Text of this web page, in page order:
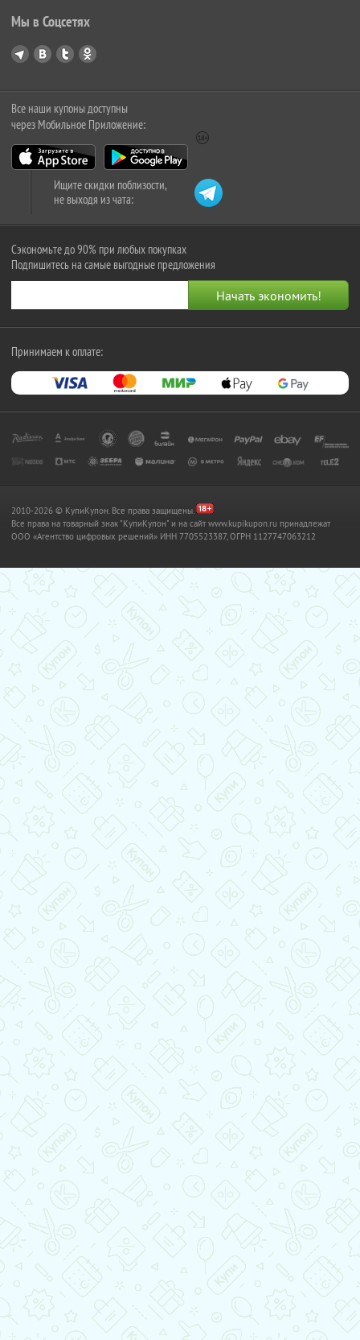
Мы в Соцсетях
Все наши купоны доступны
через Мобильное Приложение:
Ищите скидки поблизости,
не выходя из чата:
Сэкономьте до 90% при любых покупках
Подпишитесь на самые выгодные предложения
Принимаем к оплате:
2010-2026 © КупиКупон. Все права защищены.
Все права на товарный знак "КупиКупон" и на сайт www.kupikupon.ru принадлежат
OOO «Агентство цифровых решений» ИНН 7705523387, ОГРН 1127747063212